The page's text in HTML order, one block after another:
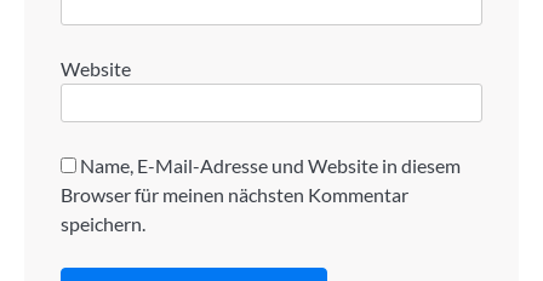
Website
Name, E-Mail-Adresse und Website in diesem
Browser für meinen nächsten Kommentar
speichern.